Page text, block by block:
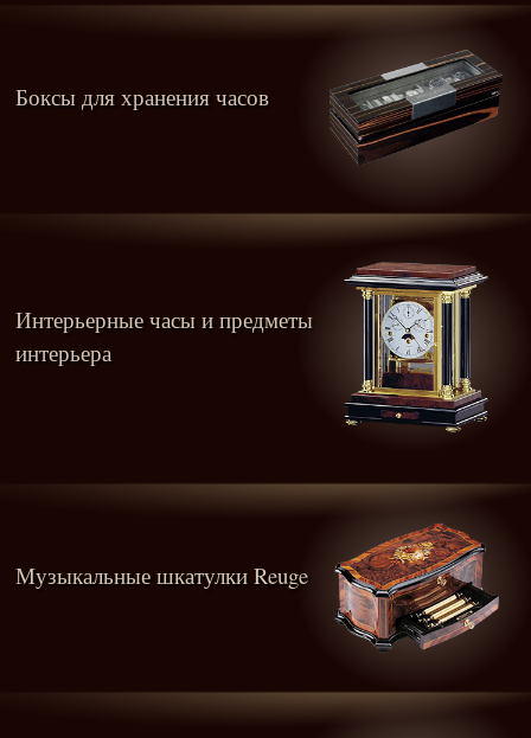
Боксы для хранения часов
Интерьерные часы и предметы
интерьера
Музыкальные шкатулки Reuge